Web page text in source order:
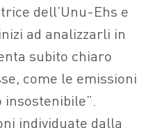
dell’Unu-Ehs e
ad analizzarli in
subito chiaro
come le emissioni
individuate dalla